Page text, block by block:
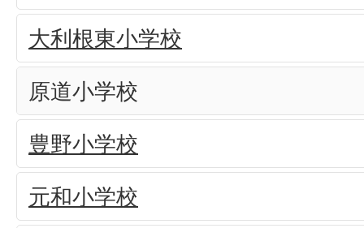
大利根東小学校
原道小学校
豊野小学校
元和小学校